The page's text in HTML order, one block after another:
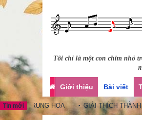
Tôi chỉ là một con chim nhỏ
Giới thiệu Bài viết
Tin mới
TRUNG HOA GIẢI THÍCH THÀNH NGỮ